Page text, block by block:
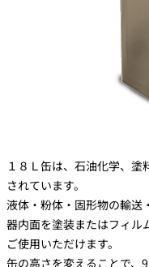
１８Ｌ缶は、石油化学、塗
されています。
液体・粉体・固形物の輸送
器内面を塗装またはフィル
ご使用いただけます。
缶の高さを変えることで、